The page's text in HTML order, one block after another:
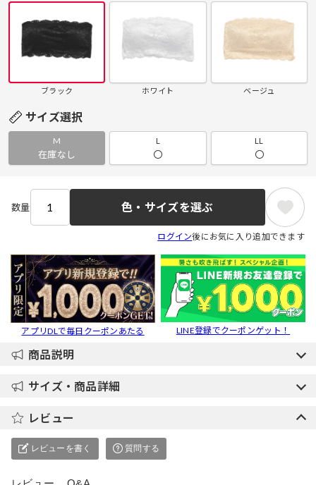
ブラック ホワイト ベージュ
サイズ選択
M
在庫なし
L
〇
LL
〇
数量 色・サイズを選ぶ
ログイン後にお気に入り追加できます
アプリDLで毎日クーポンあたる LINE登録でクーポンゲット！
商品説明
サイズ・商品詳細
レビュー
レビューを書く 質問する